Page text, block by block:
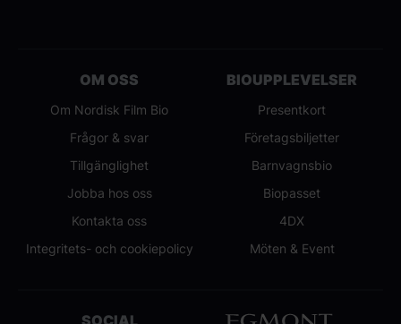
OM OSS
Om Nordisk Film Bio
Frågor & svar
Tillgänglighet
Jobba hos oss
Kontakta oss
Integritets- och cookiepolicy
BIOUPPLEVELSER
Presentkort
Företagsbiljetter
Barnvagnsbio
Biopasset
4DX
Möten & Event